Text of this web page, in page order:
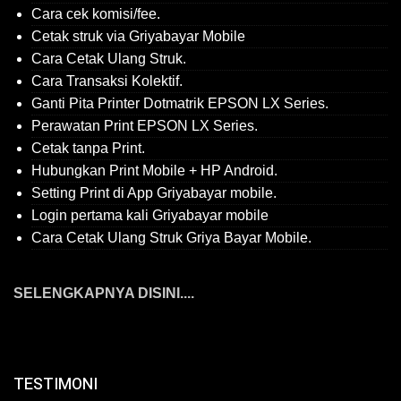
Cara cek komisi/fee.
Cetak struk via Griyabayar Mobile
Cara Cetak Ulang Struk.
Cara Transaksi Kolektif.
Ganti Pita Printer Dotmatrik EPSON LX Series.
Perawatan Print EPSON LX Series.
Cetak tanpa Print.
Hubungkan Print Mobile + HP Android.
Setting Print di App Griyabayar mobile.
Login pertama kali Griyabayar mobile
Cara Cetak Ulang Struk Griya Bayar Mobile.
SELENGKAPNYA DISINI....
TESTIMONI